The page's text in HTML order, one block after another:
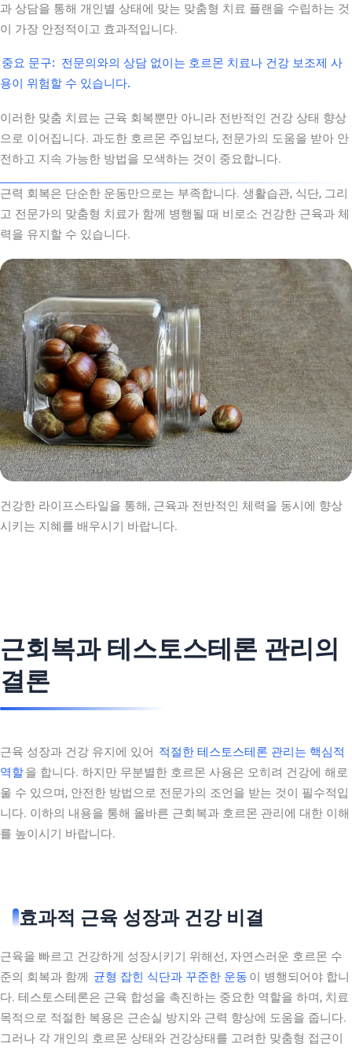
과 상담을 통해 개인별 상태에 맞는 맞춤형 치료 플랜을 수립하는 것
이 가장 안정적이고 효과적입니다.
중요 문구: 전문의와의 상담 없이는 호르몬 치료나 건강 보조제 사
용이 위험할 수 있습니다.
이러한 맞춤 치료는 근육 회복뿐만 아니라 전반적인 건강 상태 향상
으로 이어집니다. 과도한 호르몬 주입보다, 전문가의 도움을 받아 안
전하고 지속 가능한 방법을 모색하는 것이 중요합니다.
근력 회복은 단순한 운동만으로는 부족합니다. 생활습관, 식단, 그리
고 전문가의 맞춤형 치료가 함께 병행될 때 비로소 건강한 근육과 체
력을 유지할 수 있습니다.
건강한 라이프스타일을 통해, 근육과 전반적인 체력을 동시에 향상
시키는 지혜를 배우시기 바랍니다.
근회복과 테스토스테론 관리의
결론
근육 성장과 건강 유지에 있어 적절한 테스토스테론 관리는 핵심적
역할을 합니다. 하지만 무분별한 호르몬 사용은 오히려 건강에 해로
울 수 있으며, 안전한 방법으로 전문가의 조언을 받는 것이 필수적입
니다. 이하의 내용을 통해 올바른 근회복과 호르몬 관리에 대한 이해
를 높이시기 바랍니다.
효과적 근육 성장과 건강 비결
근육을 빠르고 건강하게 성장시키기 위해선, 자연스러운 호르몬 수
준의 회복과 함께 균형 잡힌 식단과 꾸준한 운동 이 병행되어야 합니
다. 테스토스테론은 근육 합성을 촉진하는 중요한 역할을 하며, 치료
목적으로 적절한 복용은 근손실 방지와 근력 향상에 도움을 줍니다.
그러나 각 개인의 호르몬 상태와 건강상태를 고려한 맞춤형 접근이